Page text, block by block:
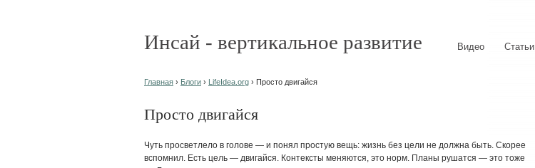
Инсай - вертикальное развитие Видео Статьи
Главная › Блоги › LifeIdea.org › Просто двигайся
Просто двигайся
Чуть просветлело в голове — и понял простую вещь: жизнь без цели не должна быть. Скорее
вспомнил. Есть цель — двигайся. Контексты меняются, это норм. Планы рушатся — это тоже